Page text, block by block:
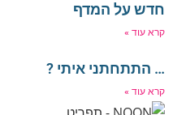
חדש על המדף
קרא עוד »
… התתחתני איתי ?
קרא עוד »